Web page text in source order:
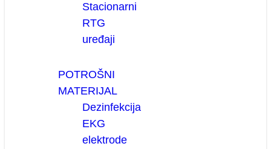
Stacionarni
RTG
uređaji
POTROŠNI
MATERIJAL
Dezinfekcija
EKG
elektrode